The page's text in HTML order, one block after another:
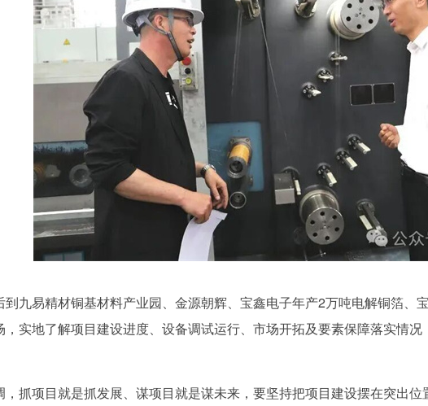
到九易精材铜基材料产业园、金源朝辉、宝鑫电子年产2万吨电解铜箔、
，实地了解项目建设进度、设备调试运行、市场开拓及要素保障落实情
，抓项目就是抓发展、谋项目就是谋未来，要坚持把项目建设摆在突出